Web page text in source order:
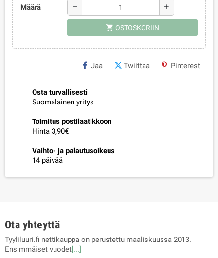
Määrä remove add
shopping_cart OSTOSKORIIN
Jaa Twiittaa Pinterest
Osta turvallisesti
Suomalainen yritys
Toimitus postilaatikkoon
Hinta 3,90€
Vaihto- ja palautusoikeus
14 päivää
Ota yhteyttä
Tyyliluuri.fi nettikauppa on perustettu maaliskuussa 2013.
Ensimmäiset vuodet[...]